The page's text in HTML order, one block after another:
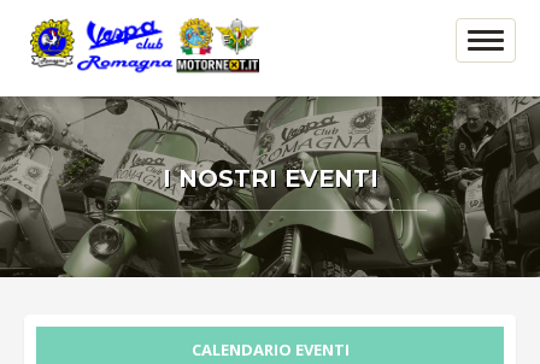
I NOSTRI EVENTI
CALENDARIO EVENTI